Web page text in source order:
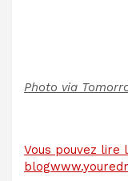
Photo via
Vous pouvez lire